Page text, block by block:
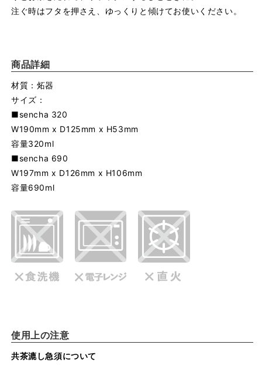
注ぐ時はフタを押さえ、ゆっくりと傾けてお使いください。
商品詳細
材質：炻器
サイズ：
■sencha 320
W190mm x D125mm x H53mm
容量320ml
■sencha 690
W197mm x D126mm x H106mm
容量690ml
使用上の注意
共茶漉し急須について